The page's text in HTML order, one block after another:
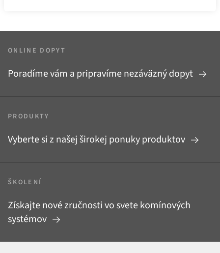
ONLINE DOPYT
Poradíme vám a pripravíme nezáväzný dopyt
PRODUKTY
Vyberte si z našej širokej ponuky produktov
ŠKOLENÍ
Získajte nové zručnosti vo svete komínových
systémov